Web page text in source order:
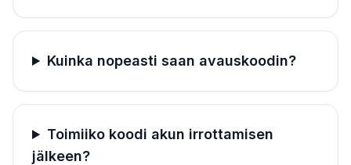
Kuinka nopeasti saan avauskoodin?
Toimiiko koodi akun irrottamisen
jälkeen?